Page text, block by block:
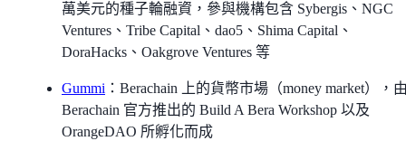
萬美元的種子輪融資，參與機構包含 Sybergis、NGC
Ventures、Tribe Capital、dao5、Shima Capital、
DoraHacks、Oakgrove Ventures 等
Gummi ：Berachain 上的貨幣市場（money market），
Berachain 官方推出的 Build A Bera Workshop 以及
OrangeDAO 所孵化而成